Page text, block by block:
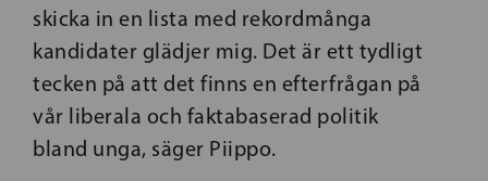
skicka in en lista med rekordmånga
kandidater glädjer mig. Det är ett tydligt
tecken på att det finns en efterfrågan på
vår liberala och faktabaserad politik
bland unga, säger Piippo.